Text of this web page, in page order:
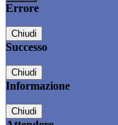
Errore
Chiudi
Successo
Chiudi
Informazione
Chiudi